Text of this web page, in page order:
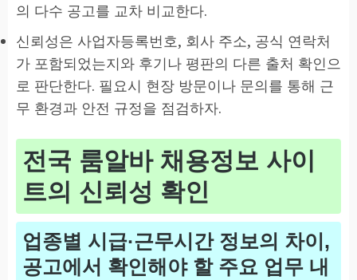
의 다수 공고를 교차 비교한다.
신뢰성은 사업자등록번호, 회사 주소, 공식 연락처
가 포함되었는지와 후기나 평판의 다른 출처 확인으
로 판단한다. 필요시 현장 방문이나 문의를 통해 근
무 환경과 안전 규정을 점검하자.
전국 룸알바 채용정보 사이
트의 신뢰성 확인
업종별 시급·근무시간 정보의 차이,
공고에서 확인해야 할 주요 업무 내